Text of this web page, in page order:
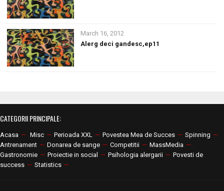
March 16, 2012
Alerg deci gandesc,ep11
CATEGORII PRINCIPALE:
Acasa — Misc — Perioada XXL — Povestea Mea de Succes — Spinning —
Antrenament — Donarea de sange — Competitii — MassMedia —
Gastronomie — Proiectie in social — Psihologia alergarii — Povesti de
success — Statistics —